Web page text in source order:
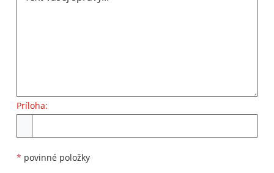
Príloha:
* povinné položky